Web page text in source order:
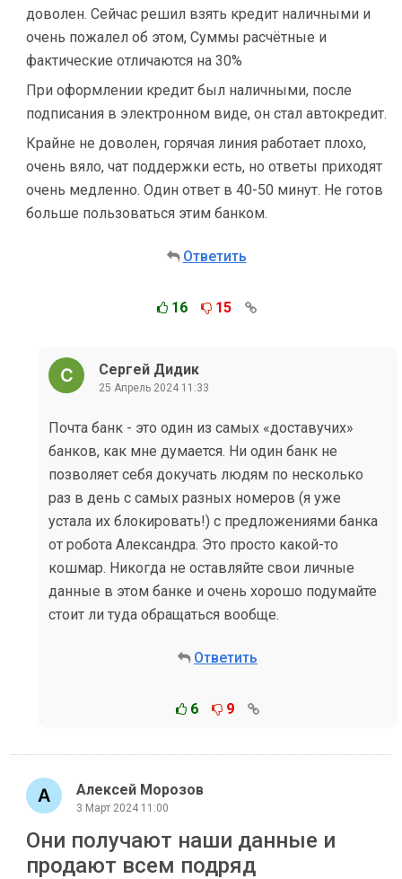
доволен. Сейчас решил взять кредит наличными и
очень пожалел об этом, Суммы расчётные и
фактические отличаются на 30%
При оформлении кредит был наличными, после
подписания в электронном виде, он стал автокредит.
Крайне не доволен, горячая линия работает плохо,
очень вяло, чат поддержки есть, но ответы приходят
очень медленно. Один ответ в 40-50 минут. Не готов
больше пользоваться этим банком.
Ответить
16 15
Сергей Дидик
25 Апрель 2024 11:33
Почта банк - это один из самых «доставучих»
банков, как мне думается. Ни один банк не
позволяет себя докучать людям по несколько
раз в день с самых разных номеров (я уже
устала их блокировать!) с предложениями банка
от робота Александра. Это просто какой-то
кошмар. Никогда не оставляйте свои личные
данные в этом банке и очень хорошо подумайте
стоит ли туда обращаться вообще.
Ответить
6 9
Алексей Морозов
3 Март 2024 11:00
Они получают наши данные и
продают всем подряд